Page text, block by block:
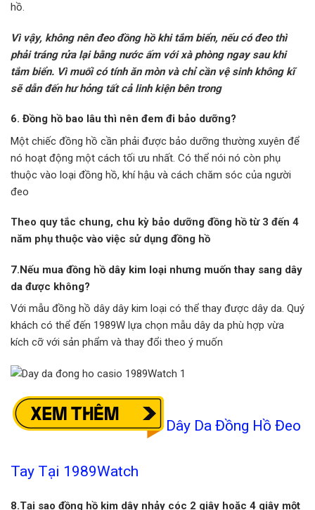
hồ.
Vì vậy, không nên đeo đồng hồ khi tắm biển, nếu có đeo thì
phải tráng rửa lại bằng nước ấm với xà phòng ngay sau khi
tắm biển. Vì muối có tính ăn mòn và chỉ cần vệ sinh không kĩ
sẽ dẫn đến hư hỏng tất cả linh kiện bên trong
6. Đồng hồ bao lâu thì nên đem đi bảo dưỡng?
Một chiếc đồng hồ cần phải được bảo dưỡng thường xuyên để
nó hoạt động một cách tối ưu nhất. Có thể nói nó còn phụ
thuộc vào loại đồng hồ, khí hậu và cách chăm sóc của người
đeo
Theo quy tắc chung, chu kỳ bảo dưỡng đồng hồ từ 3 đến 4
năm phụ thuộc vào việc sử dụng đồng hồ
7.Nếu mua đồng hồ dây kim loại nhưng muốn thay sang dây
da được không?
Với mẫu đồng hồ dây dây kim loại có thể thay được dây da. Quý
khách có thể đến 1989W lựa chọn mẫu dây da phù hợp vừa
kích cỡ với sản phẩm và thay đổi theo ý muốn
Dây Da Đồng Hồ Đeo
Tay Tại 1989Watch
8.Tại sao đồng hồ kim dây nhảy cóc 2 giây hoặc 4 giây một